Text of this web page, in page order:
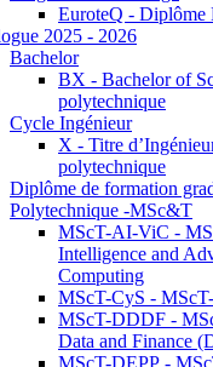
EuroteQ - Diplôme
2025 - 2026
Bachelor
BX - Bachelor of
polytechnique
Cycle Ingénieur
X - Titre
polytechnique
Diplôme de formation
Polytechnique -MSc&T
MScT-AI-ViC -
Intelligence and
Computing
MScT-CyS -
MScT-DDDF -
Data and Finance
MScT-DEPP -